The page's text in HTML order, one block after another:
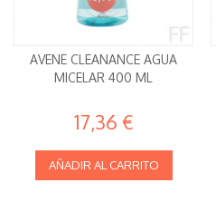
AVENE CLEANANCE AGUA
MICELAR 400 ML
17,36 €
AÑADIR AL CARRITO